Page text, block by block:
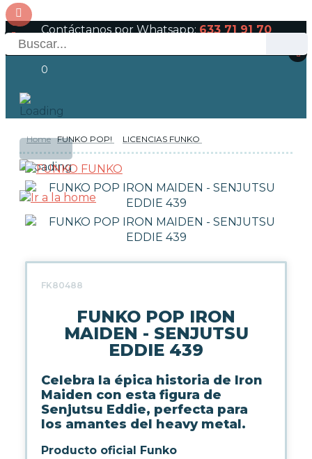
Contáctanos por Whatsapp:633 71 91 70
0
Acceso
OFERTAS
RESERVAS
NOVEDADES
FUNKO POP!
LICENCIAS FUNKO
FUNKO POP ANIMACIÓN
FUNKO POP ANIME
FUNKO POP CINE
FUNKO POP DC COMICS
FUNKO POP DEPORTES
FUNKO POP DRAGON BALL
Home FUNKO POP! LICENCIAS FUNKO
FUNKO
FK80488
FUNKO POP IRON
MAIDEN - SENJUTSU
EDDIE 439
Celebra la épica historia de Iron
Maiden con esta figura de
Senjutsu Eddie, perfecta para
los amantes del heavy metal.
Producto oficial Funko